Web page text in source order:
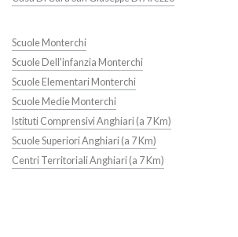
Scuole Monterchi
Scuole Dell'infanzia Monterchi
Scuole Elementari Monterchi
Scuole Medie Monterchi
Istituti Comprensivi Anghiari (a 7 Km)
Scuole Superiori Anghiari (a 7 Km)
Centri Territoriali Anghiari (a 7 Km)